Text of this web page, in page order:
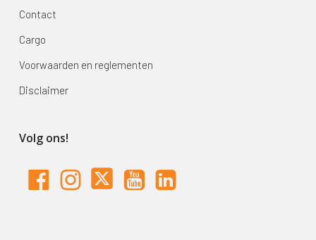
Contact
Cargo
Voorwaarden en reglementen
Disclaimer
Volg ons!